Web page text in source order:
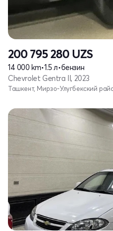
200 795 280 UZS
14 000 km•1.5 л•бензин
Chevrolet Gentra II, 2023
Ташкент, Мирзо-Улугбекский